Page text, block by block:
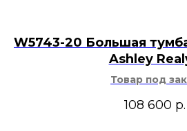
W5743-20 Большая
Ashley
Товар под
108 600 р.